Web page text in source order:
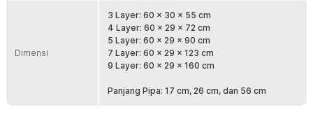
Desain Multilayer Hemat Ruang
Desain multilayer vertikal sangat cocok untuk ruang terbatas,
seperti di dalam lemari, kamar tidur, atau ruang masuk rumah. Rak
ini tidak hanya fungsional tetapi juga hemat tempat, memungkinkan
mengorbankan estetika interior rumah Anda.
Dimensi
3 Layer: 60 x 30 x 55 cm
4 Layer: 60 x 29 x 72 cm
5 Layer: 60 x 29 x 90 cm
7 Layer: 60 x 29 x 123 cm
9 Layer: 60 x 29 x 160 cm
Panjang Pipa: 17 cm, 26 cm, dan 56 cm